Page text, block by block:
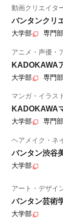
動画クリエイタ
バンタンクリ
大学部 専門部
アニメ・声優・
KADOKAWA
大学部 専門部
マンガ・イラス
KADOKAWA
大学部 専門部
ヘアメイク・ネ
バンタン渋谷
大学部
アート・デザイ
バンタン芸術
大学部